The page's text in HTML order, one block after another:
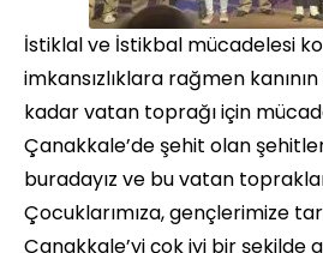
İstiklal ve İstikbal mücadelesi
imkansızlıklara rağmen
kadar vatan toprağı için
Çanakkale’de şehit olan
buradayız ve bu vatan
Çocuklarımıza, gençlerimize
Çanakkale’yi çok iyi bir şekilde